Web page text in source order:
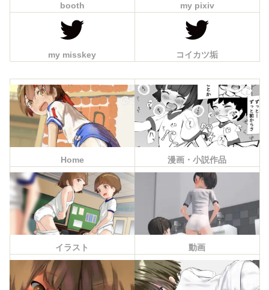
booth my pixiv
my misskey コイカツ垢
Home 漫画・小説作品
イラスト 動画